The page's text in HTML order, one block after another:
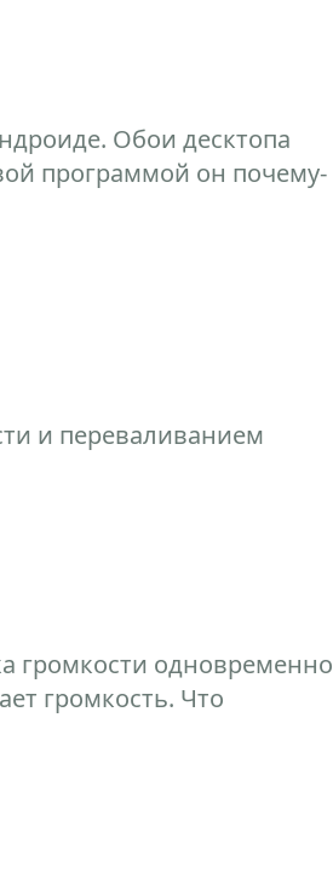
Обои десктопа
программой он почему-
и переваливанием
громкости одновременно
громкость. Что